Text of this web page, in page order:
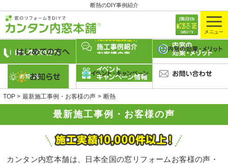
断熱のDIY事例紹介
最新施工事例・お客様の声
TOP 最新施工事例・お客様の声 断熱
カンタン内窓本舗は、日本全国の窓リフォームお客様の声・